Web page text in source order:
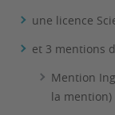
une licence
et 3 mentions
Mention
la mention)